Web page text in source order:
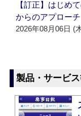
【訂正】はじめ
からのアプローチ
2026年08月06日 (
製品・サービ